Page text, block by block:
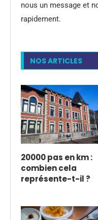
nous un message et
rapidement.
NOS ARTICLES
20000 pas en km :
combien cela
représente-t-il ?